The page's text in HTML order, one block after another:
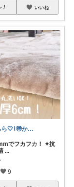
いいね
うらら🤍⌇🉐かわいい暮らし
でフカフカ！ ✦抗
...
9